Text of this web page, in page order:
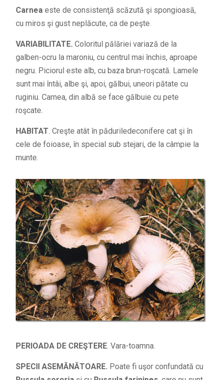
Carnea este de consistenţă scăzută şi spongioasă,
cu miros şi gust neplăcute, ca de peşte.
VARIABILITATE. Coloritul pălăriei variază de la
galben-ocru la maroniu, cu centrul mai închis, aproape
negru. Piciorul este alb, cu baza brun-roşcată. Lamele
sunt mai întâi, albe şi, apoi, gălbui, uneori pătate cu
ruginiu. Carnea, din albă se face gălbuie cu pete
roşcate.
HABITAT . Creşte atât în păduriledeconifere cat şi în
cele de foioase, în special sub stejari, de la câmpie la
munte.
PERIOADA DE CREŞTERE. Vara-toamna.
SPECII ASEMĂNĂTOARE. Poate fi uşor confundată cu